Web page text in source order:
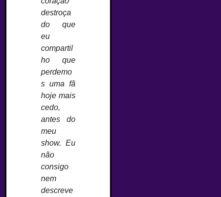
destroça
do que
eu
compartil
ho que
perdemo
s uma fã
hoje mais
cedo,
antes do
meu
show. Eu
não
consigo
nem
descreve